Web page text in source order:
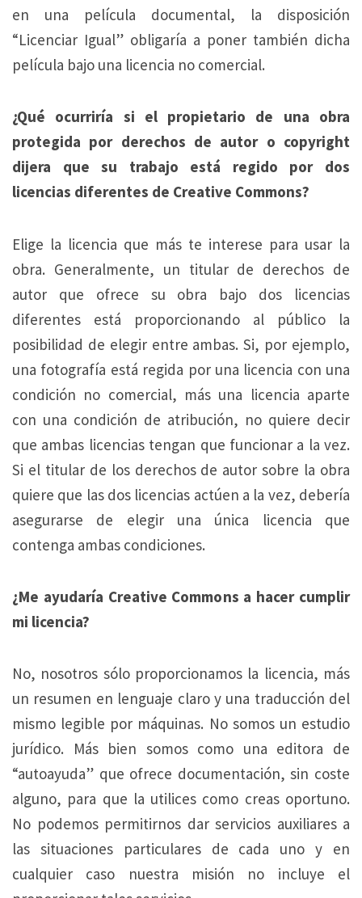
en una película documental, la disposición
“Licenciar Igual” obligaría a poner también dicha
película bajo una licencia no comercial.
¿Qué ocurriría si el propietario de una obra
protegida por derechos de autor o copyright
dijera que su trabajo está regido por dos
licencias diferentes de Creative Commons?
Elige la licencia que más te interese para usar la
obra. Generalmente, un titular de derechos de
autor que ofrece su obra bajo dos licencias
diferentes está proporcionando al público la
posibilidad de elegir entre ambas. Si, por ejemplo,
una fotografía está regida por una licencia con una
condición no comercial, más una licencia aparte
con una condición de atribución, no quiere decir
que ambas licencias tengan que funcionar a la vez.
Si el titular de los derechos de autor sobre la obra
quiere que las dos licencias actúen a la vez, debería
asegurarse de elegir una única licencia que
contenga ambas condiciones.
¿Me ayudaría Creative Commons a hacer cumplir
mi licencia?
No, nosotros sólo proporcionamos la licencia, más
un resumen en lenguaje claro y una traducción del
mismo legible por máquinas. No somos un estudio
jurídico. Más bien somos como una editora de
“autoayuda” que ofrece documentación, sin coste
alguno, para que la utilices como creas oportuno.
No podemos permitirnos dar servicios auxiliares a
las situaciones particulares de cada uno y en
cualquier caso nuestra misión no incluye el